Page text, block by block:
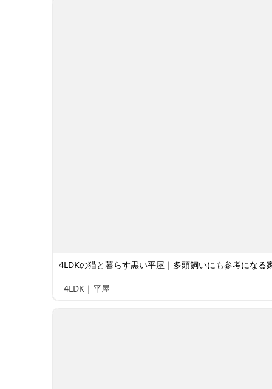
4LDKの猫と暮らす黒い平屋｜多頭飼いにも参考になる
4LDK｜平屋